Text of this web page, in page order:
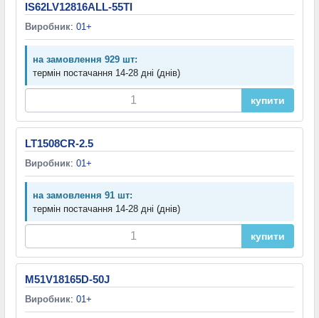
IS62LV12816ALL-55TI
Виробник: 01+
на замовлення 929 шт:
термін постачання 14-28 дні (днів)
купити
LT1508CR-2.5
Виробник: 01+
на замовлення 91 шт:
термін постачання 14-28 дні (днів)
купити
M51V18165D-50J
Виробник: 01+